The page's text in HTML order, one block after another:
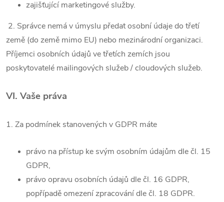
zajišťující marketingové služby.
2. Správce nemá v úmyslu předat osobní údaje do třetí
země (do země mimo EU) nebo mezinárodní organizaci.
Příjemci osobních údajů ve třetích zemích jsou
poskytovatelé mailingových služeb / cloudových služeb.
VI. Vaše práva
1. Za podmínek stanovených v GDPR máte
právo na přístup ke svým osobním údajům dle čl. 15
GDPR,
právo opravu osobních údajů dle čl. 16 GDPR,
popřípadě omezení zpracování dle čl. 18 GDPR.